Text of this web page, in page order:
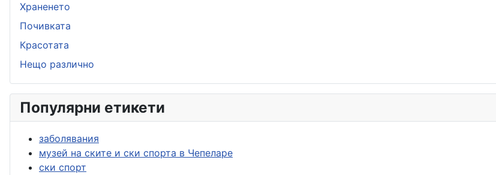
Храненето
Почивката
Красотата
Нещо различно
Популярни етикети
заболявания
музей на ските и ски спорта в Чепеларе
ски спорт